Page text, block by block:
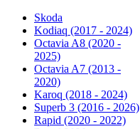
Skoda
Kodiaq (2017 - 2024)
Octavia A8 (2020 -
2025)
Octavia A7 (2013 -
2020)
Karoq (2018 - 2024)
Superb 3 (2016 - 2026)
Rapid (2020 - 2022)